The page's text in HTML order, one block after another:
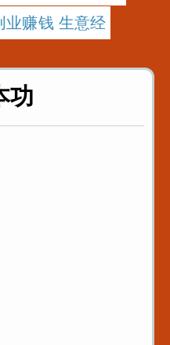
业赚钱 生意经
功